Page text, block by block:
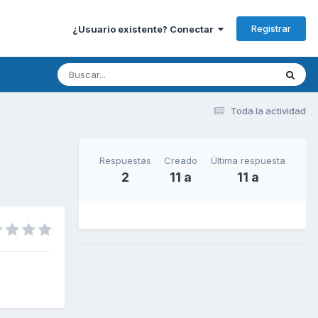
¿Usuario existente? Conectar Registrar
Toda la actividad
Respuestas
2
Creado
11 a
Última respuesta
11 a